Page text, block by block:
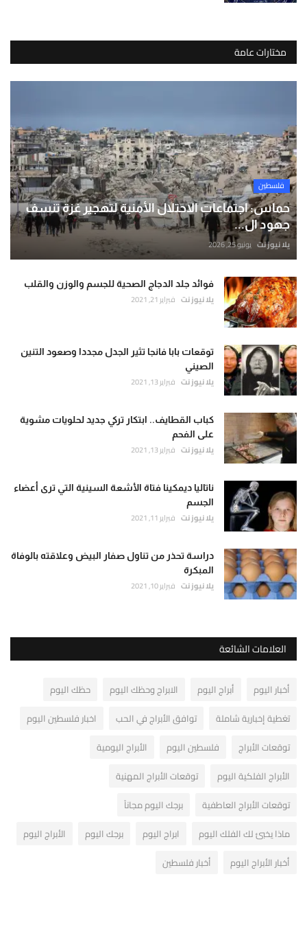
مختارات عامة
فلسطين
حماس: اجتماعات الاحتلال الأمنية لتهجير غزة تنسف
جهود ال...
يلا نيوز نت يونيو 25, 2026
فوائد جلد الدجاج الصحية للجسم والوزن والقلب
يلا نيوز نت فبراير 21, 2021
توقعات بابا فانجا تثير الجدل مجددا وصعود التنين
الصيني
يلا نيوز نت فبراير 13, 2021
كباب القطايف.. ابتكار تركي جديد لحلويات مشوية
على الفحم
يلا نيوز نت فبراير 13, 2021
ناتاليا ديمكينا فتاة الأشعة السينية التي ترى أعضاء
الجسم
يلا نيوز نت فبراير 11, 2021
دراسة تحذر من تناول صفار البيض وعلاقته بالوفاة
المبكرة
يلا نيوز نت فبراير 10, 2021
العلامات الشائعة
أخبار اليوم أبراج اليوم الابراج وحظك اليوم
حظك اليوم
تغطية إخبارية شاملة
توافق الأبراج في الحب
اخبار فلسطين اليوم
توقعات الأبراج
فلسطين اليوم
الأبراج اليومية
الأبراج الفلكية اليوم
توقعات الأبراج المهنية
توقعات الأبراج العاطفية
برجك اليوم مجاناً
ماذا يخبئ لك الفلك اليوم
ابراج اليوم برجك اليوم
الأبراج اليوم
أخبار الأبراج اليوم
أخبار فلسطين